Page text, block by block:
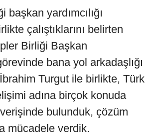
yardımcılığı
çalıştıklarını belirten
Birliği Başkan
bana yol arkadaşlığı
Turgut ile birlikte, Türk
adına birçok konuda
bulunduk, çözüm
mücadele verdik.